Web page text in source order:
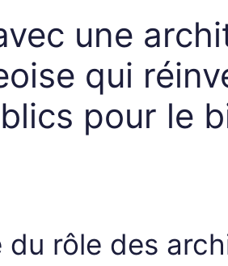
une
qui
pour le
du rôle des